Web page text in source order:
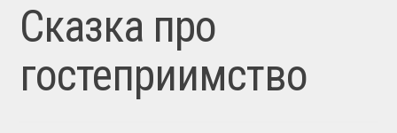
Сказка про
гостеприимство